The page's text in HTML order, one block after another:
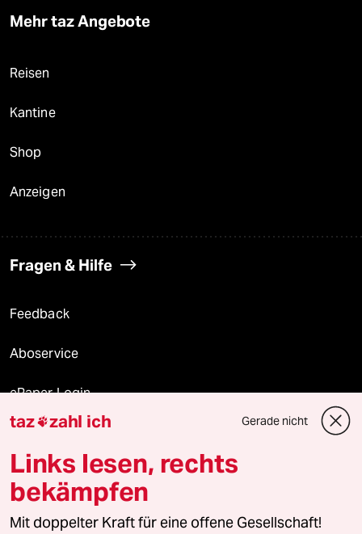
Mehr taz Angebote
Reisen
Kantine
Shop
Anzeigen
Fragen & Hilfe
Feedback
Aboservice
ePaper Login
Downloads für Abonnierende
© 2026 taz Verlags und Vertriebs GmbH
Alle Rechte vorbehalten. Bei rechtlichen Fragen oder für Genehmigungen
taz zahl ich Gerade nicht
Links lesen, rechts
bekämpfen
Mit doppelter Kraft für eine offene Gesellschaft!